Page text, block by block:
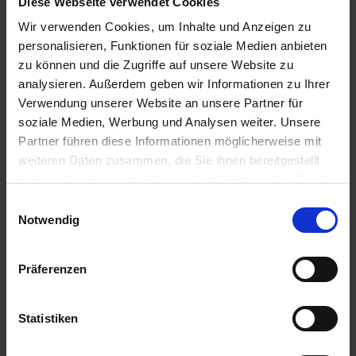
Wir verwenden Cookies, um Inhalte und Anzeigen zu
personalisieren, Funktionen für soziale Medien anbieten
zu können und die Zugriffe auf unsere Website zu
analysieren. Außerdem geben wir Informationen zu Ihrer
Verwendung unserer Website an unsere Partner für
soziale Medien, Werbung und Analysen weiter. Unsere
Partner führen diese Informationen möglicherweise mit
weiteren Daten zusammen, die Sie ihnen bereitgestellt
Notwendig
Präferenzen
Statistiken
Braglia Gestänge
zzgl. MwSt.
429,72 € / St
IN DEN
WARENKORB
Düsenhalter 400040
zzgl. MwSt.
IN DEN
WARENKORB
Anmelden für Ihren persönlichen Preis
1,60 €
Auf Lager